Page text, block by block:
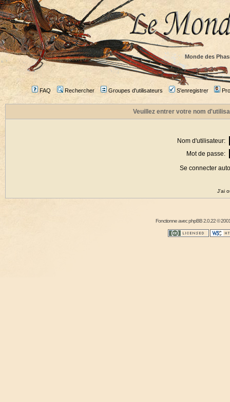
Monde des
FAQ Rechercher Groupes d'utilisateurs S'enregistrer
Veuillez entrer votre nom
Nom d'utilisateur:
Mot de passe:
Se connecter
J'ai
Fonctionne avecphpBB2.0.22 ©